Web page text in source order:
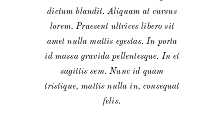
dictum blandit. Aliquam at cursus
lorem. Praesent ultrices libero sit
amet nulla mattis egestas. In porta
id massa gravida pellentesque. In et
sagittis sem. Nunc id quam
tristique, mattis nulla in, consequat
felis.